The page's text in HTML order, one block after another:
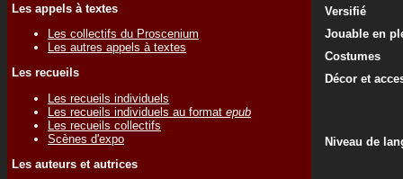
Les appels à textes
Les collectifs du Proscenium
Les autres appels à textes
Les recueils
Les recueils individuels
Les recueils individuels au format epub
Les recueils collectifs
Scènes d'expo
Les auteurs et autrices
Versifié
Jouable en
Costumes
Décor et
Niveau de